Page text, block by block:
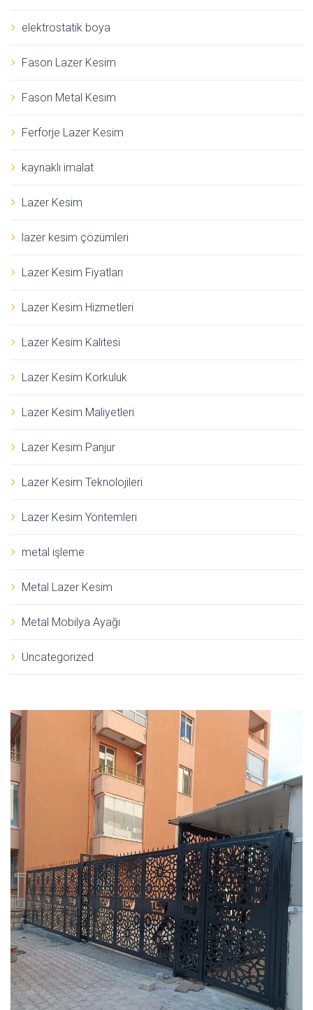
elektrostatik boya
Fason Lazer Kesim
Fason Metal Kesim
Ferforje Lazer Kesim
kaynaklı imalat
Lazer Kesim
lazer kesim çözümleri
Lazer Kesim Fiyatları
Lazer Kesim Hizmetleri
Lazer Kesim Kalitesi
Lazer Kesim Korkuluk
Lazer Kesim Maliyetleri
Lazer Kesim Panjur
Lazer Kesim Teknolojileri
Lazer Kesim Yöntemleri
metal işleme
Metal Lazer Kesim
Metal Mobilya Ayağı
Uncategorized